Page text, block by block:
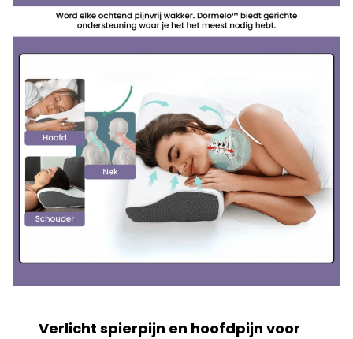
Verlicht spierpijn en hoofdpijn voor